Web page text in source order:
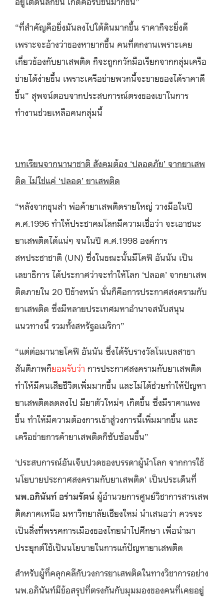
“ที่สำคัญคือยิ่งมันลงไปใต้ดินมากขึ้น ราคาก็จะยิ่งดี
เพราะจะอ้างว่าของหายากขึ้น คนที่ตกงานเพราะเคย
เกี่ยวข้องกับยาเสพติด ก็จะถูกกวักมือเรียกจากกลุ่มเครือ
ข่ายได้ง่ายขึ้น เพราะเครือข่ายพวกนี้จะขายของได้ราคาดี
ขึ้น” สุพจน์ตอบจากประสบการณ์ตรงของเขาในการ
ทำงานช่วยเหลือคนกลุ่มนี้
บทเรียนจากนานาชาติ สังคมต้อง ‘ปลอดภัย’ จากยาเสพ
ติด ไม่ใช่แค่ ‘ปลอด’ ยาเสพติด
“หลังจากขุนส่า พ่อค้ายาเสพติดรายใหญ่ วางมือในปี
ค.ศ.1996 ทำให้ประชาคมโลกมีความเชื่อว่า จะเอาชนะ
ยาเสพติดได้แน่ๆ จนในปี ค.ศ.1998 องค์การ
สหประชาชาติ (UN) ซึ่งในขณะนั้นมีโคฟี อันนัน เป็น
เลขาธิการ ได้ประกาศว่าจะทำให้โลก ‘ปลอด’ จากยาเสพ
ติดภายใน 20 ปีข้างหน้า นั่นก็คือการประกาศสงครามกับ
ยาเสพติด ซึ่งมีหลายประเทศมหาอำนาจสนับสนุน
แนวทางนี้ รวมทั้งสหรัฐอเมริกา”
“แต่ต่อมานายโคฟี อันนัน ซึ่งได้รับรางวัลโนเบลสาขา
สันติภาพก็ยอมรับว่า การประกาศสงครามกับยาเสพติด
ทำให้มีคนเสียชีวิตเพิ่มมากขึ้น และไม่ได้ช่วยทำให้ปัญหา
ยาเสพติดลดลงไป มียาตัวใหม่ๆ เกิดขึ้น ซึ่งมีราคาแพง
ขึ้น ทำให้มีความต้องการเข้าสู่วงการนี้เพิ่มมากขึ้น และ
เครือข่ายการค้ายาเสพติดก็ซับซ้อนขึ้น”
‘ประสบการณ์อันเจ็บปวดของบรรดาผู้นำโลก จากการใช้
นโยบายประกาศสงครามกับยาเสพติด’ เป็นประเด็นที่
นพ.อภินันท์ อร่ามรัตน์ ผู้อำนวยการศูนย์วิชาการสารเสพ
ติดภาคเหนือ มหาวิทยาลัยเชียงใหม่ นำเสนอว่า ควรจะ
เป็นสิ่งที่พรรคการเมืองของไทยนำไปศึกษา เพื่อนำมา
ประยุกต์ใช้เป็นนโยบายในการแก้ปัญหายาเสพติด
สำหรับผู้ที่คลุกคลีกับวงการยาเสพติดในทางวิชาการอย่าง
นพ.อภินันท์มีข้อสรุปที่ตรงกันกับมุมมองของคนที่เคยอยู่